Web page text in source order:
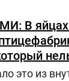
В яйцах
это из